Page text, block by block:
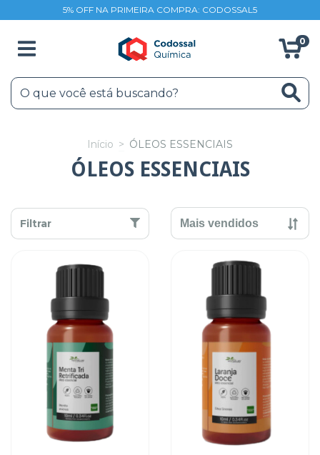
5% OFF NA PRIMEIRA COMPRA: CODOSSAL5
0
Início > ÓLEOS ESSENCIAIS
ÓLEOS ESSENCIAIS
Filtrar